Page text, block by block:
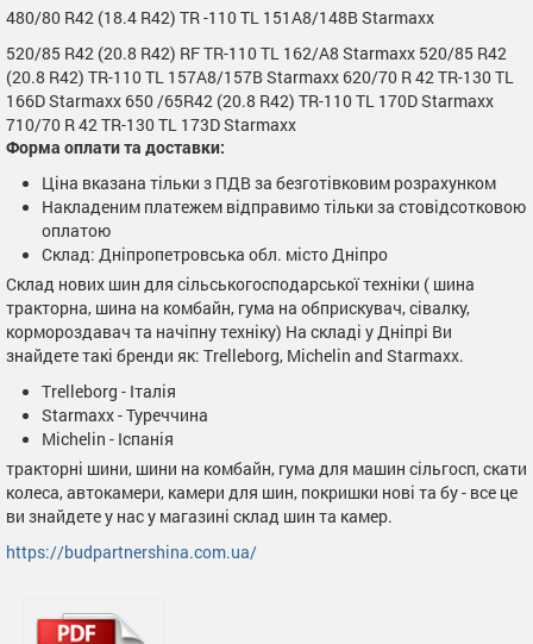
480/80 R42 (18.4 R42) TR -110 TL 151A8/148B Starmaxx
520/85 R42 (20.8 R42) RF TR-110 TL 162/A8 Starmaxx 520/85 R42
(20.8 R42) TR-110 TL 157A8/157B Starmaxx 620/70 R 42 TR-130 TL
166D Starmaxx 650 /65R42 (20.8 R42) TR-110 TL 170D Starmaxx
710/70 R 42 TR-130 TL 173D Starmaxx
Форма оплати та доставки:
Ціна вказана тільки з ПДВ за безготівковим розрахунком
Накладеним платежем відправимо тільки за стовідсотковою
оплатою
Склад: Дніпропетровська обл. місто Дніпро
Склад нових шин для сільськогосподарської техніки ( шина
тракторна, шина на комбайн, гума на обприскувач, сівалку,
кормороздавач та начіпну техніку) На складі у Дніпрі Ви
знайдете такі бренди як: Trelleborg, Michelin and Starmaxx.
Trelleborg - Італія
Starmaxx - Туреччина
Michelin - Іспанія
тракторні шини, шини на комбайн, гума для машин сільгосп, скати
колеса, автокамери, камери для шин, покришки нові та бу - все це
ви знайдете у нас у магазині склад шин та камер.
https://budpartnershina.com.ua/